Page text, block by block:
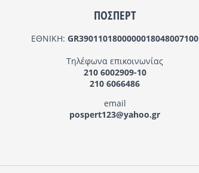
ΠΟΣΠΕΡΤ
ΕΘΝΙΚΗ: GR3901101800000018048007100
Τηλέφωνα επικοινωνίας
210 6002909-10
210 6066486
email
pospert123@yahoo.gr